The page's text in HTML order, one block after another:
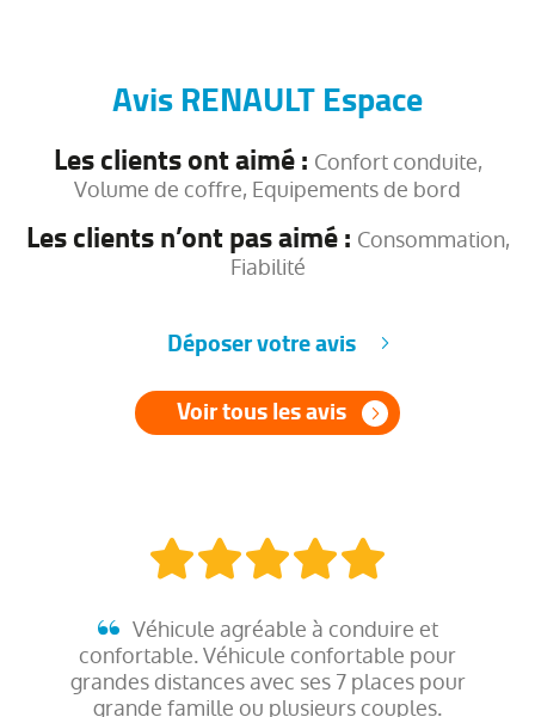
Avis RENAULT Espace
Les clients ont aimé : Confort conduite,
Volume de coffre, Equipements de bord
Les clients n’ont pas aimé : Consommation,
Fiabilité
Déposer votre avis
Voir tous les avis
Véhicule agréable à conduire et
confortable. Véhicule confortable pour
grandes distances avec ses 7 places pour
grande famille ou plusieurs couples.